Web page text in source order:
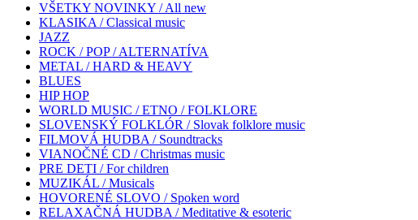
VŠETKY NOVINKY / All new
KLASIKA / Classical music
JAZZ
ROCK / POP / ALTERNATÍVA
METAL / HARD & HEAVY
BLUES
HIP HOP
WORLD MUSIC / ETNO / FOLKLORE
SLOVENSKÝ FOLKLÓR / Slovak folklore music
FILMOVÁ HUDBA / Soundtracks
VIANOČNÉ CD / Christmas music
PRE DETI / For children
MUZIKÁL / Musicals
HOVORENÉ SLOVO / Spoken word
RELAXAČNÁ HUDBA / Meditative & esoteric